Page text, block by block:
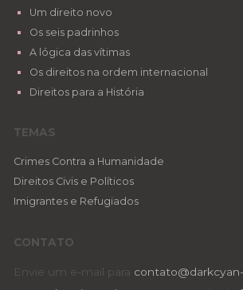
Um direito novo
Os seis padrinhos
A lógica das vítimas
Os direitos na ordem internacional
Direitos para a História
TEMAS
Crimes Contra a Humanidade
Direitos Civis e Políticos
Imigrantes e Refugiados
CONTATO
Envie um e-mail para